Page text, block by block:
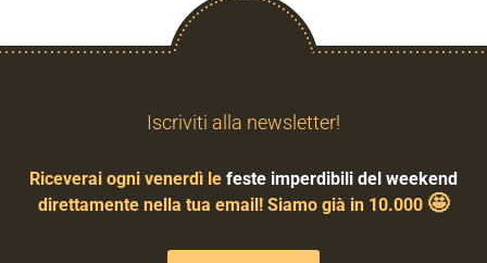
Iscriviti alla newsletter!
Riceverai ogni venerdì le feste imperdibili del weekend
direttamente nella tua email! Siamo già in 10.000 🤩